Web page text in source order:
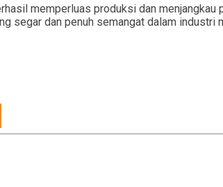
memperluas produksi dan
segar dan penuh semangat dalam